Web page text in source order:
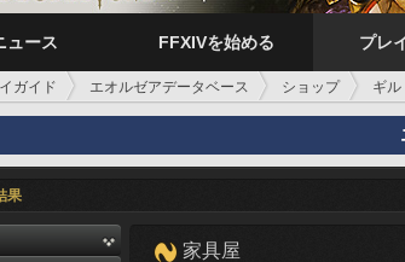
ュース FFXIVを始める プレ
ガイド エオルゼアデータベース ショップ ギル
果
家具屋